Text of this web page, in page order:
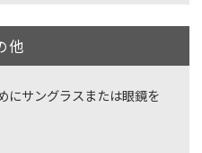
他
にサングラスまたは眼鏡を